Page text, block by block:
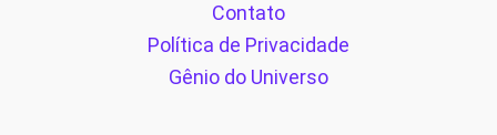
Contato
Política de Privacidade
Gênio do Universo